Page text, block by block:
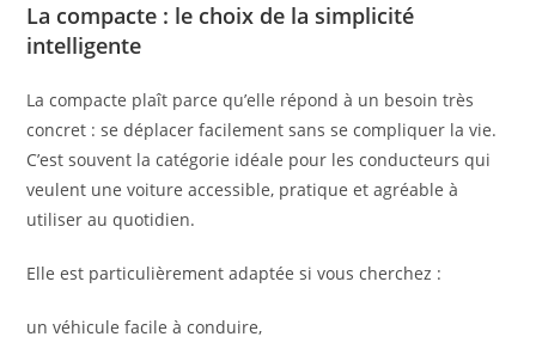
La compacte : le choix de la simplicité
intelligente
La compacte plaît parce qu’elle répond à un besoin très
concret : se déplacer facilement sans se compliquer la vie.
C’est souvent la catégorie idéale pour les conducteurs qui
veulent une voiture accessible, pratique et agréable à
utiliser au quotidien.
Elle est particulièrement adaptée si vous cherchez :
un véhicule facile à conduire,